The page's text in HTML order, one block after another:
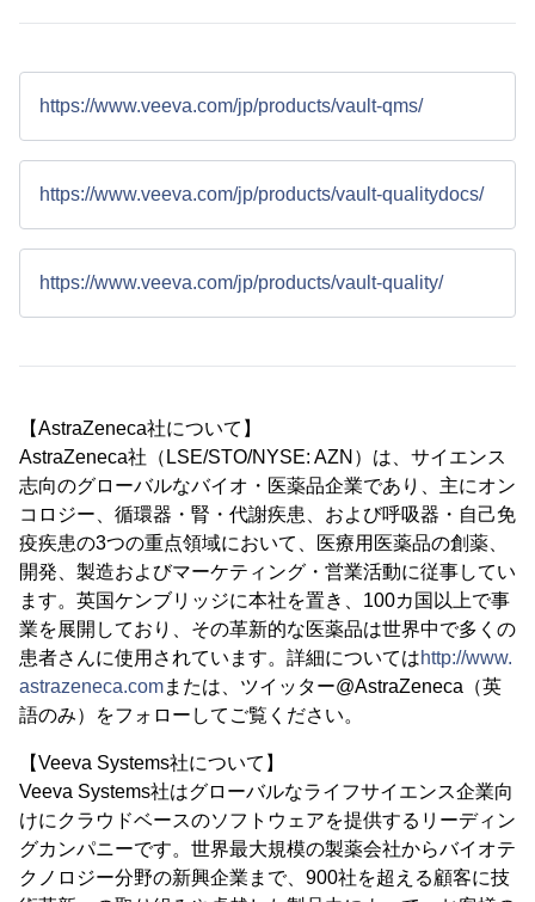
https://www.veeva.com/jp/products/vault-qms/
https://www.veeva.com/jp/products/vault-qualitydocs/
https://www.veeva.com/jp/products/vault-quality/
【AstraZeneca社について】
AstraZeneca社（LSE/STO/NYSE: AZN）は、サイエンス
志向のグローバルなバイオ・医薬品企業であり、主にオン
コロジー、循環器・腎・代謝疾患、および呼吸器・自己免
疫疾患の3つの重点領域において、医療用医薬品の創薬、
開発、製造およびマーケティング・営業活動に従事してい
ます。英国ケンブリッジに本社を置き、100カ国以上で事
業を展開しており、その革新的な医薬品は世界中で多くの
患者さんに使用されています。詳細についてはhttp://www.
astrazeneca.comまたは、ツイッター@AstraZeneca（英
語のみ）をフォローしてご覧ください。
【Veeva Systems社について】
Veeva Systems社はグローバルなライフサイエンス企業向
けにクラウドベースのソフトウェアを提供するリーディン
グカンパニーです。世界最大規模の製薬会社からバイオテ
クノロジー分野の新興企業まで、900社を超える顧客に技